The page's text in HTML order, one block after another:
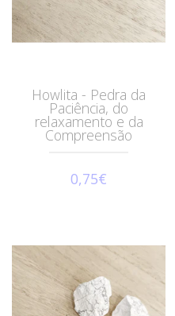
Howlita - Pedra da
Paciência, do
relaxamento e da
Compreensão
0,75€